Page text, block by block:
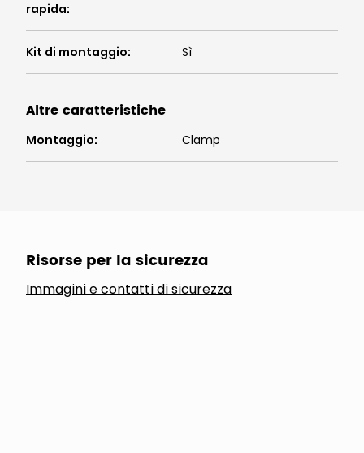
rapida:
Kit di montaggio: Sì
Altre caratteristiche
Montaggio: Clamp
Risorse per la sicurezza
Immagini e contatti di sicurezza